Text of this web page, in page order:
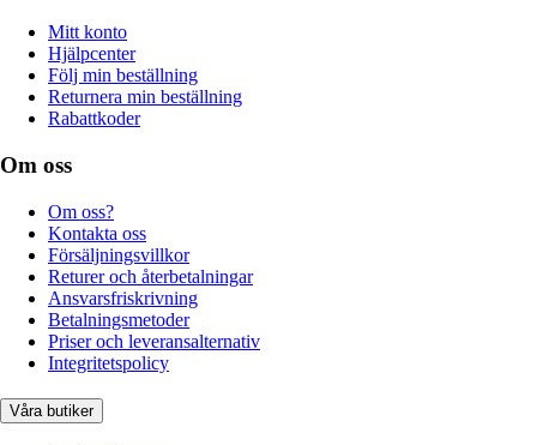
Mitt konto
Hjälpcenter
Följ min beställning
Returnera min beställning
Rabattkoder
Om oss
Om oss?
Kontakta oss
Försäljningsvillkor
Returer och återbetalningar
Ansvarsfriskrivning
Betalningsmetoder
Priser och leveransalternativ
Integritetspolicy
Våra butiker